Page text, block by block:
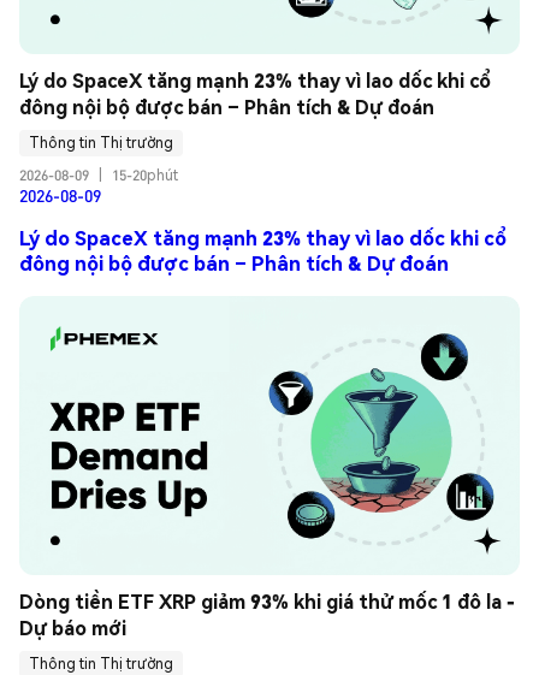
Lý do SpaceX tăng mạnh 23% thay vì lao dốc khi cổ
đông nội bộ được bán – Phân tích & Dự đoán
Thông tin Thị trường
2026-08-09
15-20phút
2026-08-09
Lý do SpaceX tăng mạnh 23% thay vì lao dốc khi cổ
đông nội bộ được bán – Phân tích & Dự đoán
Dòng tiền ETF XRP giảm 93% khi giá thử mốc 1 đô la -
Dự báo mới
Thông tin Thị trường